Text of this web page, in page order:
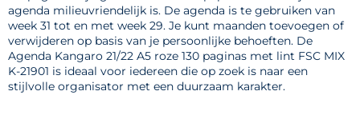
agenda milieuvriendelijk is. De agenda is te gebruiken van
week 31 tot en met week 29. Je kunt maanden toevoegen of
verwijderen op basis van je persoonlijke behoeften. De
Agenda Kangaro 21/22 A5 roze 130 paginas met lint FSC MIX
K-21901 is ideaal voor iedereen die op zoek is naar een
stijlvolle organisator met een duurzaam karakter.